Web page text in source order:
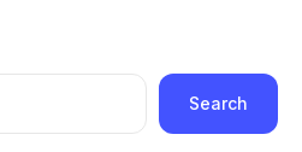
Search